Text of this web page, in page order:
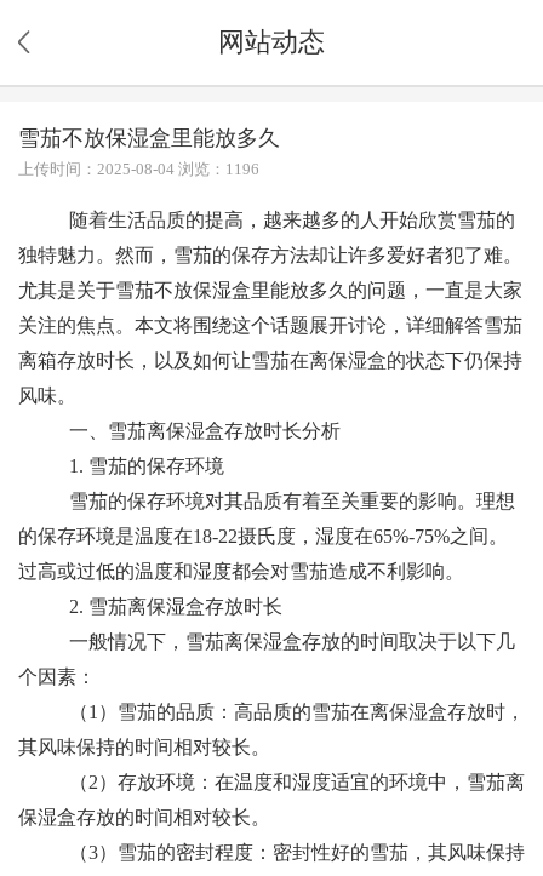
网站动态
雪茄不放保湿盒里能放多久
上传时间：2025-08-04 浏览：1196
随着生活品质的提高，越来越多的人开始欣赏雪茄的
独特魅力。然而，雪茄的保存方法却让许多爱好者犯了难。
尤其是关于雪茄不放保湿盒里能放多久的问题，一直是大家
关注的焦点。本文将围绕这个话题展开讨论，详细解答雪茄
离箱存放时长，以及如何让雪茄在离保湿盒的状态下仍保持
风味。
一、雪茄离保湿盒存放时长分析
1. 雪茄的保存环境
雪茄的保存环境对其品质有着至关重要的影响。理想
的保存环境是温度在18-22摄氏度，湿度在65%-75%之间。
过高或过低的温度和湿度都会对雪茄造成不利影响。
2. 雪茄离保湿盒存放时长
一般情况下，雪茄离保湿盒存放的时间取决于以下几
个因素：
（1）雪茄的品质：高品质的雪茄在离保湿盒存放时，
其风味保持的时间相对较长。
（2）存放环境：在温度和湿度适宜的环境中，雪茄离
保湿盒存放的时间相对较长。
（3）雪茄的密封程度：密封性好的雪茄，其风味保持